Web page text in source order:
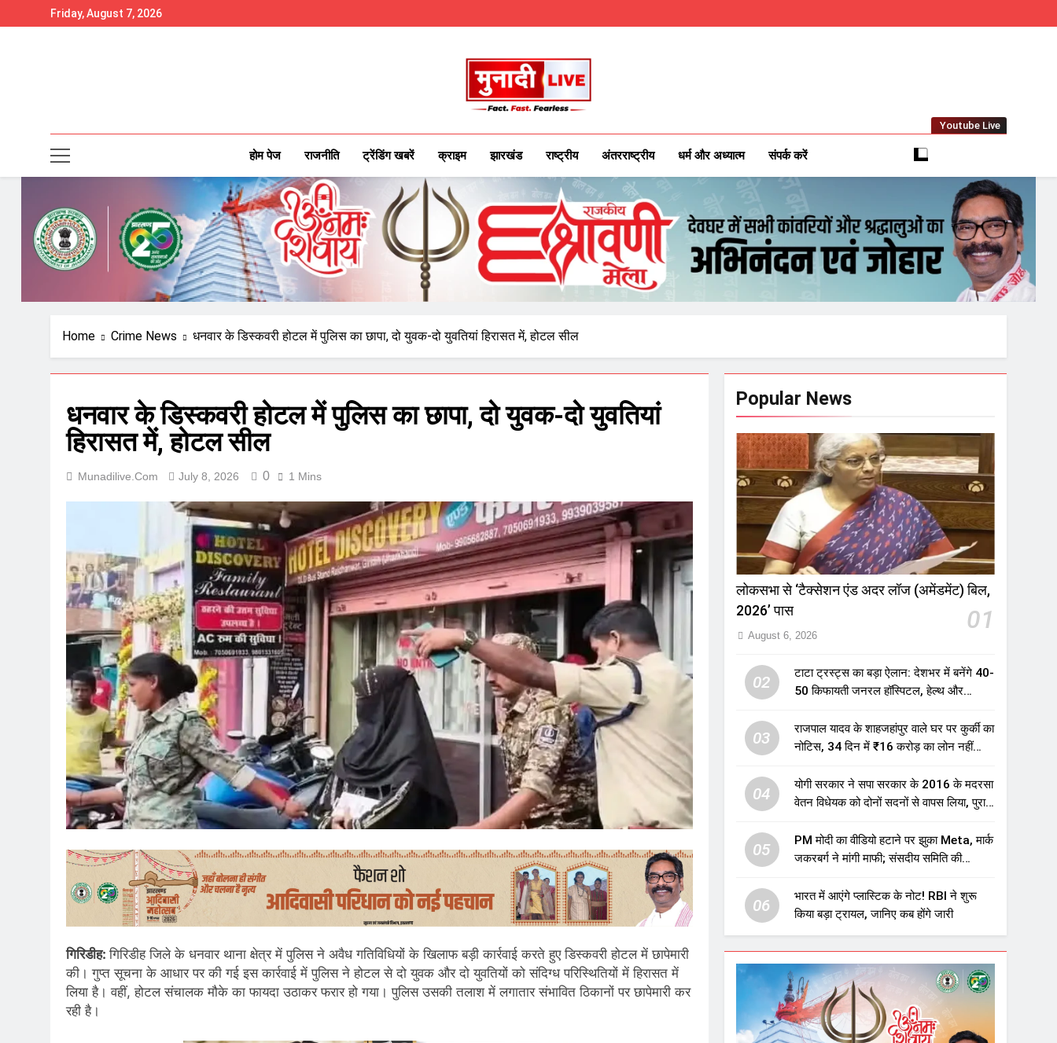
to
Friday, August 7, 2026
Munadilive.com
Munadi Live – Jharkhand's Leading Local News Network
Youtube Live
होम पेज राजनीति ट्रेंडिंग खबरें क्राइम झारखंड राष्ट्रीय अंतरराष्ट्रीय धर्म और अध्यात्म संपर्क करें
Home Crime News धनवार के डिस्कवरी होटल में पुलिस का छापा, दो युवक-दो युवतियां हिरासत में, होटल सील
धनवार के डिस्कवरी होटल में पुलिस का छापा, दो युवक-दो युवतियां
हिरासत में, होटल सील
Munadilive.com July 8, 2026 0 1 Mins
गिरिडीह:गिरिडीह जिले के धनवार थाना क्षेत्र में पुलिस ने अवैध गतिविधियों के खिलाफ बड़ी कार्रवाई करते हुए डिस्कवरी होटल में छापेमारी
की। गुप्त सूचना के आधार पर की गई इस कार्रवाई में पुलिस ने होटल से दो युवक और दो युवतियों को संदिग्ध परिस्थितियों में हिरासत में
लिया है। वहीं, होटल संचालक मौके का फायदा उठाकर फरार हो गया। पुलिस उसकी तलाश में लगातार संभावित ठिकानों पर छापेमारी कर
रही है।
Popular News
लोकसभा से ‘टैक्सेशन एंड अदर लॉज (अमेंडमेंट) बिल,
2026’ पास
01
August 6, 2026
02
टाटा ट्रस्ट्स का बड़ा ऐलान: देशभर में बनेंगे 40-
50 किफायती जनरल हॉस्पिटल, हेल्थ और
03
राजपाल यादव के शाहजहांपुर वाले घर पर कुर्की का
नोटिस, 34 दिन में ₹16 करोड़ का लोन नहीं
04
योगी सरकार ने सपा सरकार के 2016 के मदरसा
वेतन विधेयक को दोनों सदनों से वापस लिया, पुराने
उठाए सवाल
05
PM मोदी का वीडियो हटाने पर झुका Meta, मार्क
जकरबर्ग ने मांगी माफी; संसदीय समिति की
06
भारत में आएंगे प्लास्टिक के नोट! RBI ने शुरू
किया बड़ा ट्रायल, जानिए कब होंगे जारी